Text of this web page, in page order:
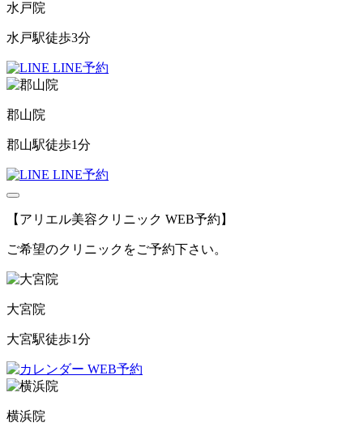
水戸院
水戸駅徒歩3分
LINE予約
郡山院
郡山駅徒歩1分
LINE予約
【アリエル美容クリニック WEB予約】
ご希望のクリニックをご予約下さい。
大宮院
大宮駅徒歩1分
WEB予約
横浜院